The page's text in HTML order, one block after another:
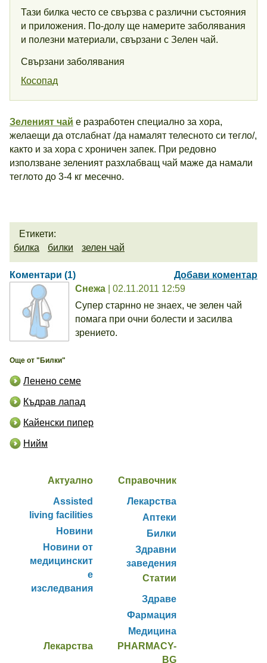
Тази билка често се свързва с различни състояния
и приложения. По-долу ще намерите заболявания
и полезни материали, свързани с Зелен чай.
Свързани заболявания
Косопад
Зеленият чай е разработен специално за хора,
желаещи да отслабнат /да намалят телесното си тегло/,
както и за хора с хроничен запек. При редовно
използване зеленият разхлабващ чай маже да намали
теглото до 3-4 кг месечно.
Етикети:
билка
билки зелен чай
Коментари (1)
Добави коментар
Снежа | 02.11.2011 12:59
Супер старнно не знаех, че зелен чай
помага при очни болести и засилва
зрението.
Още от "Билки"
Ленено семе
Къдрав лапад
Кайенски пипер
Нийм
Актуално
Assisted
living facilities
Новини
Новини от
медицинскит
е
изследвания
Справочник
Лекарства
Аптеки
Билки
Здравни
заведения
Статии
Здраве
Фармация
Медицина
Лекарства
PHARMACY-
BG